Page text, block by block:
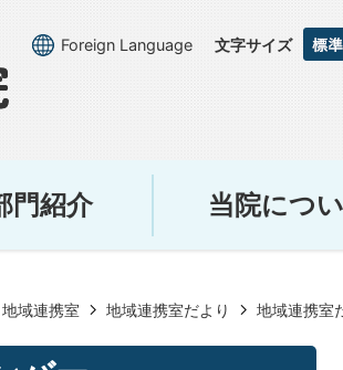
Foreign Language 文字サイズ
門紹介 当院につ
地域連携室 地域連携室だより 地域連携室